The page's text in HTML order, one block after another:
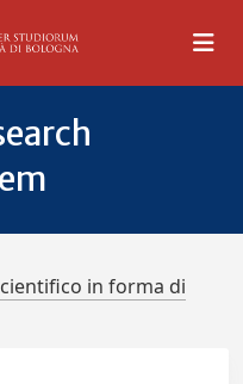
in forma di